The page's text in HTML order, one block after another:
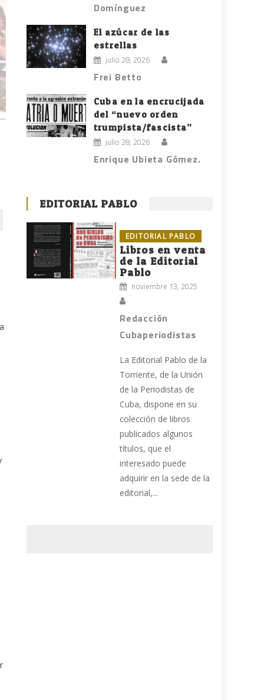
Domínguez
El azúcar de las
estrellas
julio 28, 2026
Frei Betto
Cuba en la encrucijada
del “nuevo orden
trumpista/fascista”
julio 28, 2026
Enrique Ubieta Gómez.
EDITORIAL PABLO
EDITORIAL PABLO
Libros en venta
de la Editorial
Pablo
noviembre 13, 2025
Redacción
Cubaperiodistas
La Editorial Pablo de la
Torriente, de la Unión
de la Periodistas de
Cuba, dispone en su
colección de libros
publicados algunos
títulos, que el
interesado puede
adquirir en la sede de la
editorial,...